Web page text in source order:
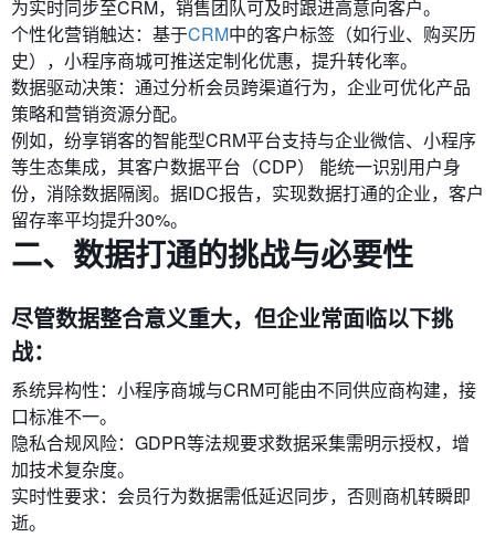
为实时同步至CRM，销售团队可及时跟进高意向客户。
个性化营销触达：基于CRM中的客户标签（如行业、购买历
史），小程序商城可推送定制化优惠，提升转化率。
数据驱动决策：通过分析会员跨渠道行为，企业可优化产品
策略和营销资源分配。
例如，纷享销客的智能型CRM平台支持与企业微信、小程序
等生态集成，其客户数据平台（CDP）​ 能统一识别用户身
份，消除数据隔阂。据IDC报告，实现数据打通的企业，客户
留存率平均提升30%。
二、数据打通的挑战与必要性
尽管数据整合意义重大，但企业常面临以下挑
战：
系统异构性：小程序商城与CRM可能由不同供应商构建，接
口标准不一。
隐私合规风险：GDPR等法规要求数据采集需明示授权，增
加技术复杂度。
实时性要求：会员行为数据需低延迟同步，否则商机转瞬即
逝。